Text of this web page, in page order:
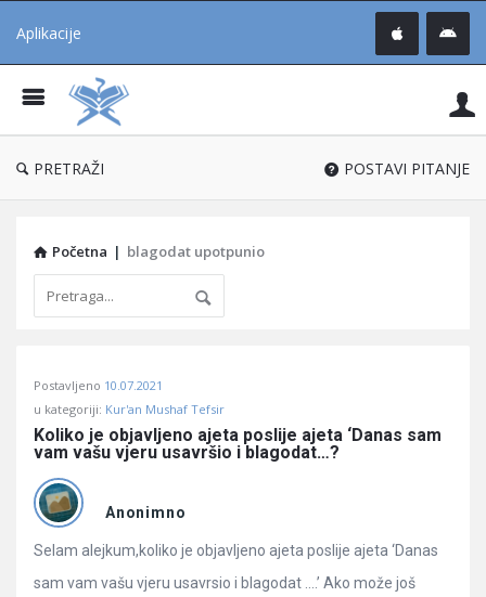
Aplikacije
®
PRETRAŽI POSTAVI PITANJE
Početna | blagodat upotpunio
Učene
Latest
Pitanja
Postavljeno 10.07.2021
u kategoriji: Kur'an Mushaf Tefsir
Koliko je objavljeno ajeta poslije ajeta ‘Danas sam
vam vašu vjeru usavršio i blagodat…?
Anonimno
Selam alejkum,koliko je objavljeno ajeta poslije ajeta ‘Danas
sam vam vašu vjeru usavrsio i blagodat ….’ Ako može još